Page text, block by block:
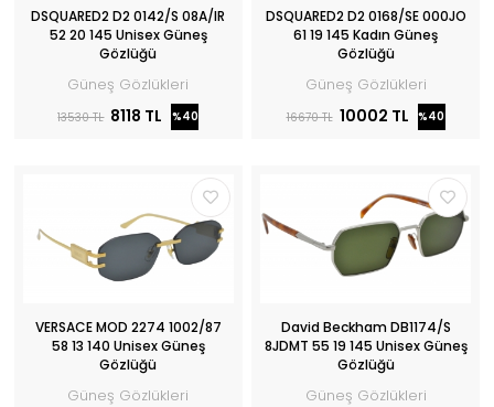
DSQUARED2 D2 0142/S 08A/IR
52 20 145 Unisex Güneş
Gözlüğü
Güneş Gözlükleri
13530 TL 8118 TL %40
DSQUARED2 D2 0168/SE 000JO
61 19 145 Kadın Güneş
Gözlüğü
Güneş Gözlükleri
16670 TL 10002 TL %40
VERSACE MOD 2274 1002/87
58 13 140 Unisex Güneş
Gözlüğü
Güneş Gözlükleri
David Beckham DB1174/S
8JDMT 55 19 145 Unisex Güneş
Gözlüğü
Güneş Gözlükleri